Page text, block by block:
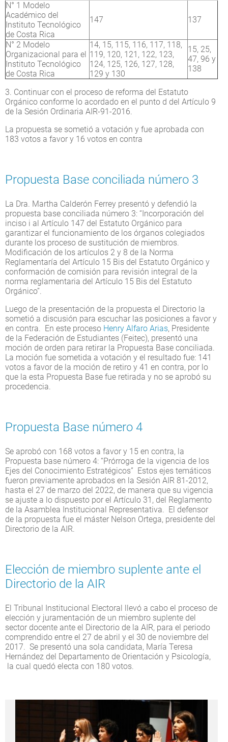
N° 1 Modelo
Académico del
Instituto Tecnológico
de Costa Rica
147 137
N° 2 Modelo
Organizacional para el
Instituto Tecnológico
de Costa Rica
14, 15, 115, 116, 117, 118,
119, 120, 121, 122, 123,
124, 125, 126, 127, 128,
129 y 130
15, 25,
47, 96 y
138
3. Continuar con el proceso de reforma del Estatuto
Orgánico conforme lo acordado en el punto d del Artículo 9
de la Sesión Ordinaria AIR-91-2016.
La propuesta se sometió a votación y fue aprobada con
183 votos a favor y 16 votos en contra
Propuesta Base conciliada número 3
La Dra. Martha Calderón Ferrey presentó y defendió la
propuesta base conciliada número 3: “Incorporación del
inciso i al Artículo 147 del Estatuto Orgánico para
garantizar el funcionamiento de los órganos colegiados
durante los proceso de sustitución de miembros.
Modificación de los artículos 2 y 8 de la Norma
Reglamentaría del Artículo 15 Bis del Estatuto Orgánico y
conformación de comisión para revisión integral de la
norma reglamentaria del Artículo 15 Bis del Estatuto
Orgánico”.
Luego de la presentación de la propuesta el Directorio la
sometió a discusión para escuchar las posiciones a favor y
en contra. En este proceso Henry Alfaro Arias, Presidente
de la Federación de Estudiantes (Feitec), presentó una
moción de orden para retirar la Propuesta Base conciliada.
La moción fue sometida a votación y el resultado fue: 141
votos a favor de la moción de retiro y 41 en contra, por lo
que la esta Propuesta Base fue retirada y no se aprobó su
procedencia.
Propuesta Base número 4
Se aprobó con 168 votos a favor y 15 en contra, la
Propuesta base número 4: “Prórroga de la vigencia de los
Ejes del Conocimiento Estratégicos” Estos ejes temáticos
fueron previamente aprobados en la Sesión AIR 81-2012,
hasta el 27 de marzo del 2022, de manera que su vigencia
se ajuste a lo dispuesto por el Artículo 31, del Reglamento
de la Asamblea Institucional Representativa. El defensor
de la propuesta fue el máster Nelson Ortega, presidente del
Directorio de la AIR.
Elección de miembro suplente ante el
Directorio de la AIR
El Tribunal Institucional Electoral llevó a cabo el proceso de
elección y juramentación de un miembro suplente del
sector docente ante el Directorio de la AIR, para el periodo
comprendido entre el 27 de abril y el 30 de noviembre del
2017. Se presentó una sola candidata, María Teresa
Hernández del Departamento de Orientación y Psicología,
la cual quedó electa con 180 votos.